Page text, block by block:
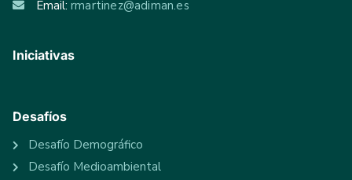
Email: rmartinez@adiman.es
Iniciativas
Desafíos
Desafío Demográfico
Desafío Medioambiental